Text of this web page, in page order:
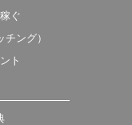
ぐ
ング）
ト